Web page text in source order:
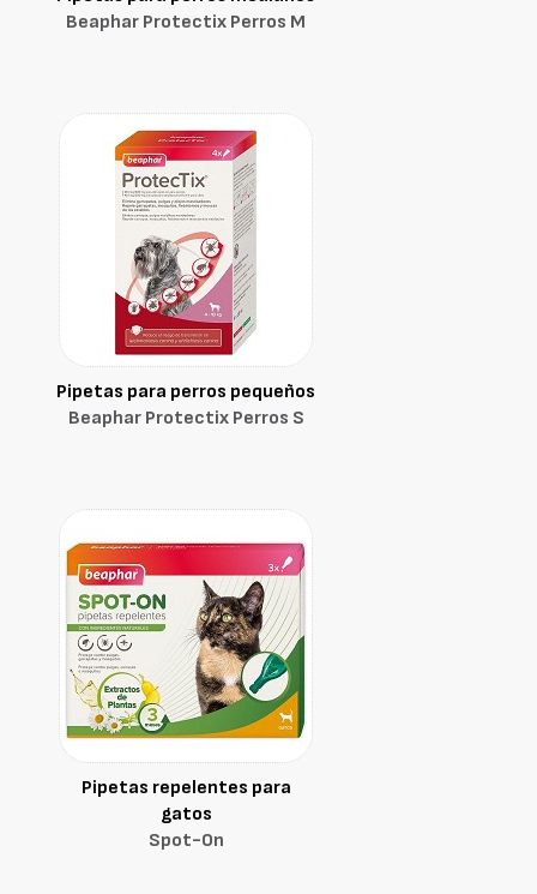
Beaphar Protectix Perros M
Pipetas para perros pequeños
Beaphar Protectix Perros S
Pipetas repelentes para
gatos
Spot-On